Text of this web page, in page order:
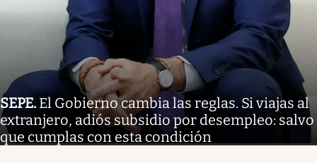
SEPE. El Gobierno cambia las reglas. Si viajas al
extranjero, adiós subsidio por desempleo: salvo
que cumplas con esta condición